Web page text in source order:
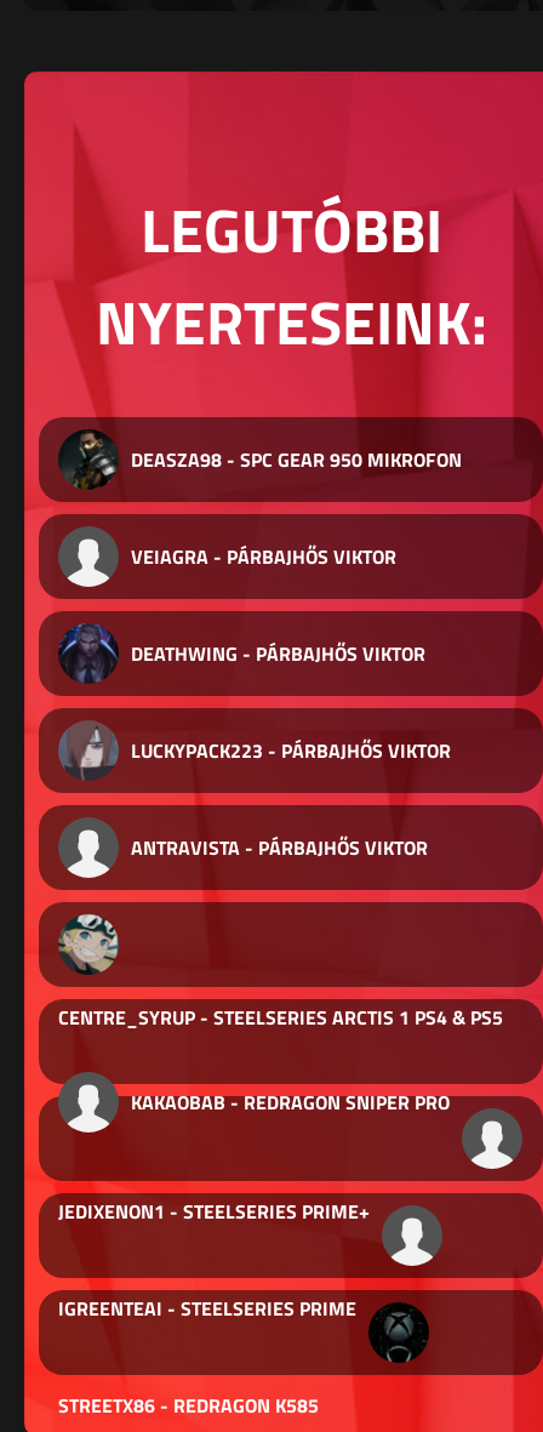
LEGUTÓBBI
NYERTESEINK:
DEASZA98 - SPC GEAR 950 MIKROFON
VEIAGRA - PÁRBAJHŐS VIKTOR
DEATHWING - PÁRBAJHŐS VIKTOR
LUCKYPACK223 - PÁRBAJHŐS VIKTOR
ANTRAVISTA - PÁRBAJHŐS VIKTOR
CENTRE_SYRUP - STEELSERIES ARCTIS 1 PS4 & PS5
KAKAOBAB - REDRAGON SNIPER PRO
JEDIXENON1 - STEELSERIES PRIME+
IGREENTEAI - STEELSERIES PRIME
STREETX86 - REDRAGON K585